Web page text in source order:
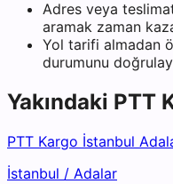
Adres veya
aramak zaman
Yol tarifi almadan
durumunu
Yakındaki PTT
PTT Kargo İstanbul
İstanbul / Adalar